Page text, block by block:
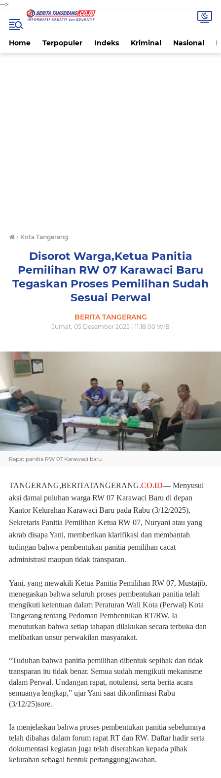
-->
Home Terpopuler Indeks Kriminal Nasional
› Kota Tangerang
Disorot Warga,Ketua Panitia
Pemilihan RW 07 Karawaci Baru
Tegaskan Proses Pemilihan Sudah
Sesuai Perwal
BERITA TANGERANG
Jumat, 05 Desember 2025 | 11.18.00 WIB
Rapat panitia RW 07 Karawaci baru
TANGERANG,BERITATANGERANG.CO.ID— Menyusul
aksi damai puluhan warga RW 07 Karawaci Baru di depan
Kantor Kelurahan Karawaci Baru pada Rabu (3/12/2025),
Sekretaris Panitia Pemilihan Ketua RW 07, Nuryani atau yang
akrab disapa Yani, memberikan klarifikasi dan membantah
tudingan bahwa pembentukan panitia pemilihan cacat
administrasi maupun tidak transparan.
Yani, yang mewakili Ketua Panitia Pemilihan RW 07, Mustajib,
menegaskan bahwa seluruh proses pembentukan panitia telah
mengikuti ketentuan dalam Peraturan Wali Kota (Perwal) Kota
Tangerang tentang Pedoman Pembentukan RT/RW. Ia
menuturkan bahwa setiap tahapan dilakukan secara terbuka dan
melibatkan unsur perwakilan masyarakat.
“Tuduhan bahwa panitia pemilihan dibentuk sepihak dan tidak
transparan itu tidak benar. Semua sudah mengikuti mekanisme
dalam Perwal. Undangan rapat, notulensi, serta berita acara
semuanya lengkap,” ujar Yani saat dikonfirmasi Rabu
(3/12/25)sore.
Ia menjelaskan bahwa proses pembentukan panitia sebelumnya
telah dibahas dalam forum rapat RT dan RW. Daftar hadir serta
dokumentasi kegiatan juga telah diserahkan kepada pihak
kelurahan sebagai bentuk pertanggungjawaban.